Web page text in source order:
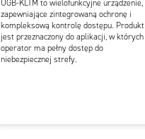
UGB-KLTM to wielofunkcyjne urządzenie,
zapewniające zintegrowaną ochronę i
kompleksową kontrolę dostępu. Produkt
jest przeznaczony do aplikacji, w których
operator ma pełny dostęp do
niebezpiecznej strefy.